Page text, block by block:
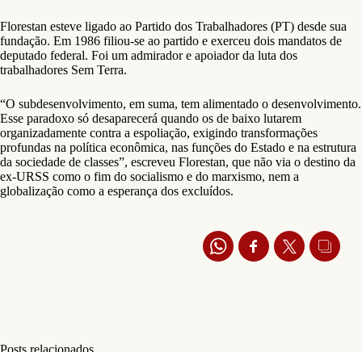
Florestan esteve ligado ao Partido dos Trabalhadores (PT) desde sua
fundação. Em 1986 filiou-se ao partido e exerceu dois mandatos de
deputado federal. Foi um admirador e apoiador da luta dos
trabalhadores Sem Terra.
“O subdesenvolvimento, em suma, tem alimentado o desenvolvimento.
Esse paradoxo só desaparecerá quando os de baixo lutarem
organizadamente contra a espoliação, exigindo transformações
profundas na política econômica, nas funções do Estado e na estrutura
da sociedade de classes”, escreveu Florestan, que não via o destino da
ex-URSS como o fim do socialismo e do marxismo, nem a
globalização como a esperança dos excluídos.
Posts relacionados